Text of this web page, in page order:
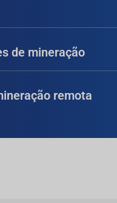
de mineração
remota